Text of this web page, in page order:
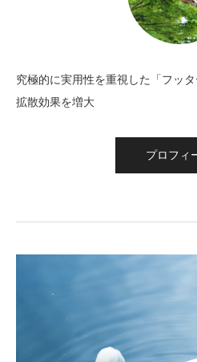
究極的に実用性を重視した「フッ
拡散効果を増大
プロフィ